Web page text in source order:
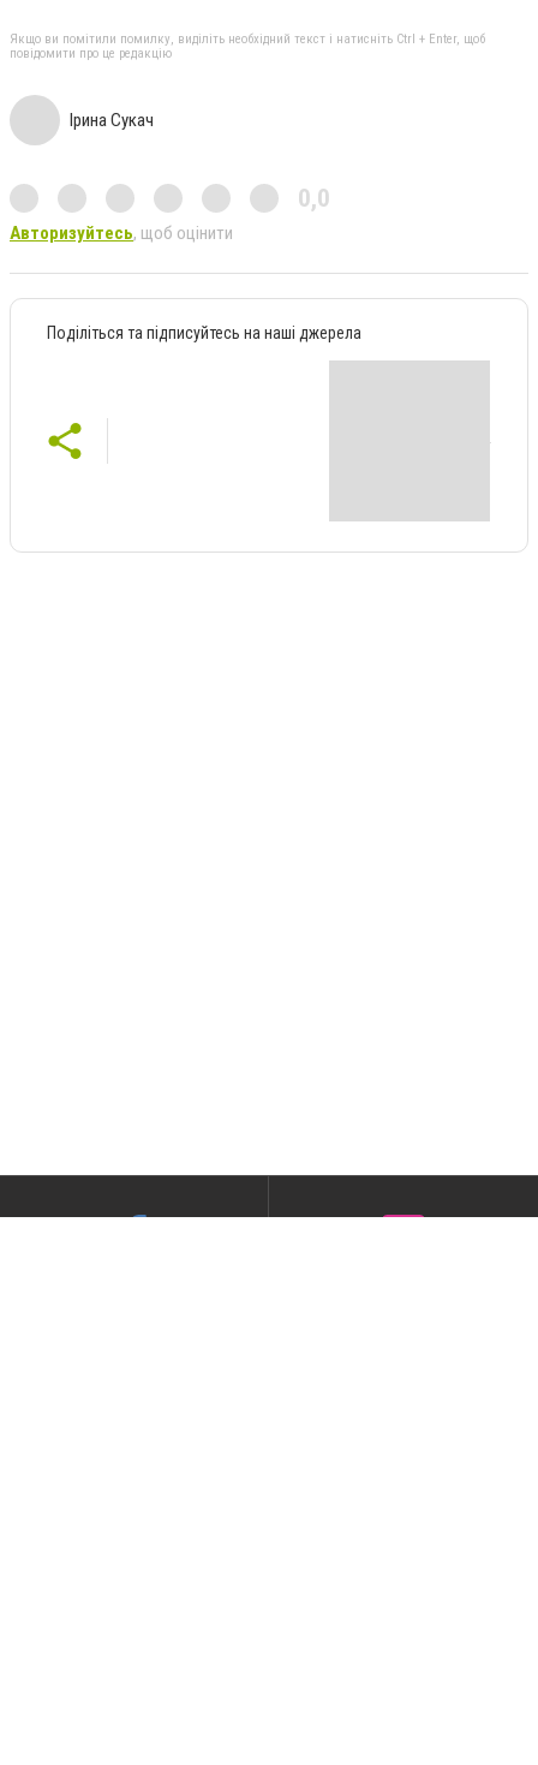
Якщо ви помітили помилку, виділіть необхідний текст і натисніть Ctrl + Enter, щоб
повідомити про це редакцію
Ірина Сукач
0,0
Авторизуйтесь, щоб оцінити
Поділіться та підписуйтесь на наші джерела